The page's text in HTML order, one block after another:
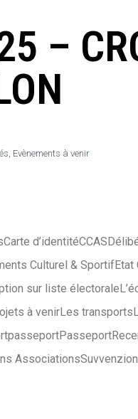
–
, Evènements à venir
Carte d’identitéCCAS
Culturel & SportifEtat
sur liste électorale
à venirLes transports
passeportPasseport
Associations